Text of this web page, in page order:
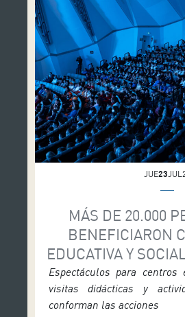
en la formación que se ha
[…]
JUE23
MÁS DE 20.000
BENEFICIARON
EDUCATIVA Y
DE
Espectáculos para centros
visitas didácticas y
conforman las acciones